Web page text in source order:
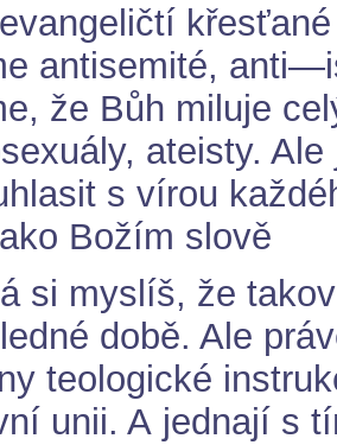
antisemité,
že Bůh miluje
ateisty.
s vírou
Božím slově
si myslíš, že
době. Ale
teologické
unii. A jednají s